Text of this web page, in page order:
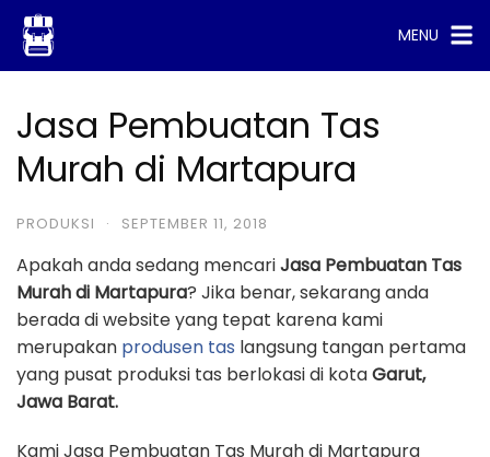
Skip
content
MENU
Jasa Pembuatan Tas
Murah di Martapura
PRODUKSI · SEPTEMBER 11, 2018
Apakah anda sedang mencariJasa Pembuatan Tas
Murah di Martapura? Jika benar, sekarang anda
berada di website yang tepat karena kami
merupakan produsen tas langsung tangan pertama
yang pusat produksi tas berlokasi di kotaGarut,
Jawa Barat.
Kami Jasa Pembuatan Tas Murah di Martapura